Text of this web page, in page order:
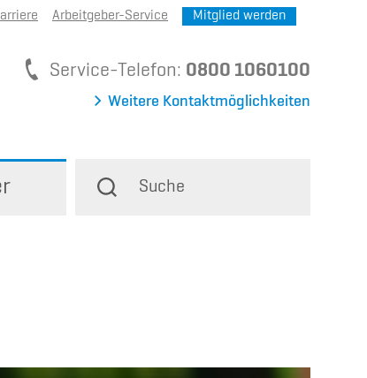
Arbeitgeber-Service Mitglied werden
Service-Telefon: Service-Telefon
0800 1060100
Weitere Kontaktmöglichkeiten
Suche